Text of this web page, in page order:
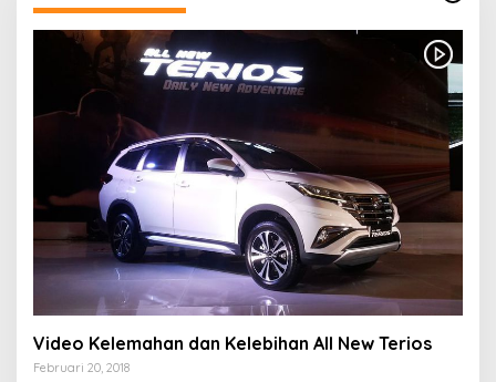
Video Kelemahan dan Kelebihan All New Terios
Februari 20, 2018